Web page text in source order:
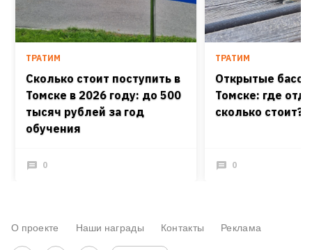
ТРАТИМ
Сколько стоит поступить в
Томске в 2026 году: до 500
тысяч рублей за год
обучения
0
ТРАТИМ
Открытые
Томске: где
сколько стоит?
0
О проекте Наши награды Контакты Реклама